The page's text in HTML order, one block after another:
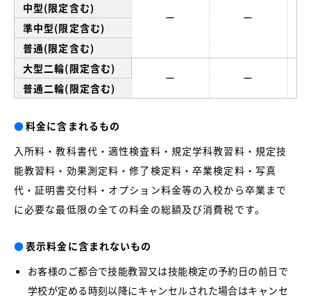
ー ー
中型(限定含む)
準中型(限定含む)
普通(限定含む)
大型二輪(限定含む)
ー ー
普通二輪(限定含む)
●料金に含まれるもの
入所料・教科書代・適性検査料・規定学科教習料・規定技
能教習料・効果測定料・修了検定料・卒業検定料・写真
代・証明書交付料・オプション料金等の入校から卒業まで
に必要な最低限の全ての料金の総額及び消費税です。
●表示料金に含まれないもの
お客様のご都合で技能教習又は技能検定の予約日の前日で
学校が定める時刻以降にキャンセルされた場合はキャンセ